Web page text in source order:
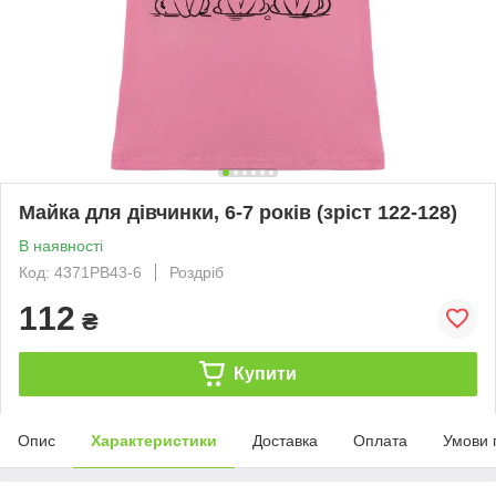
Майка для дівчинки, 6-7 років (зріст 122-128)
В наявності
Код: 4371PB43-6
Роздріб
112 ₴
Купити
Опис Характеристики Доставка Оплата Умови